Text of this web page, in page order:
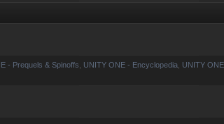
- Prequels & Spinoffs UNITY ONE - Encyclopedia UNITY